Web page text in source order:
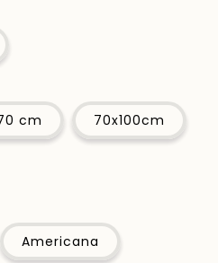
cm 70x100cm
Americana